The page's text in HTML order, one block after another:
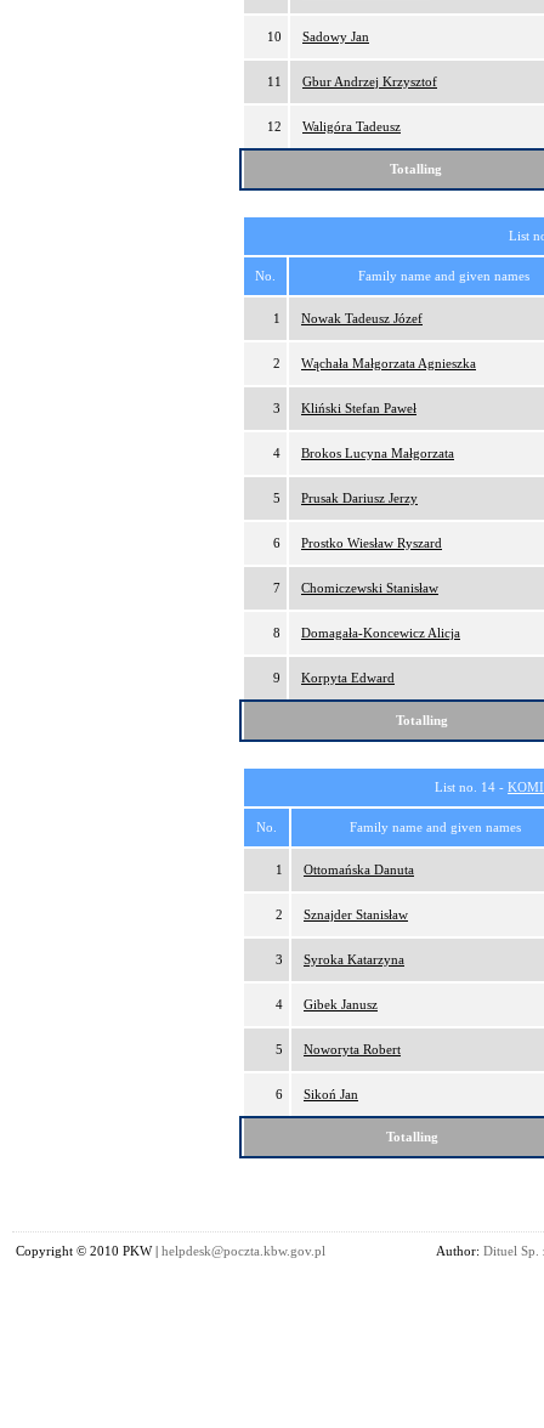
10 Sadowy Jan
11 Gbur Andrzej Krzysztof
12 Waligóra Tadeusz
Totalling
List
No. Family name and given names
1 Nowak Tadeusz Józef
2 Wąchała Małgorzata Agnieszka
3 Kliński Stefan Paweł
4 Brokos Lucyna Małgorzata
5 Prusak Dariusz Jerzy
6 Prostko Wiesław Ryszard
7 Chomiczewski Stanisław
8 Domagała-Koncewicz Alicja
9 Korpyta Edward
Totalling
List no. 14 -
No. Family name and given names
1 Ottomańska Danuta
2 Sznajder Stanisław
3 Syroka Katarzyna
4 Gibek Janusz
5 Noworyta Robert
6 Sikoń Jan
Totalling
Copyright © 2010 PKW | helpdesk@poczta.kbw.gov.pl Author: Dituel Sp.